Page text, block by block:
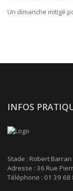
Un dimanche mitigé
INFOS
Stade : Robert Barran
Adresse : 36 Rue
Téléphone : 01 39 68